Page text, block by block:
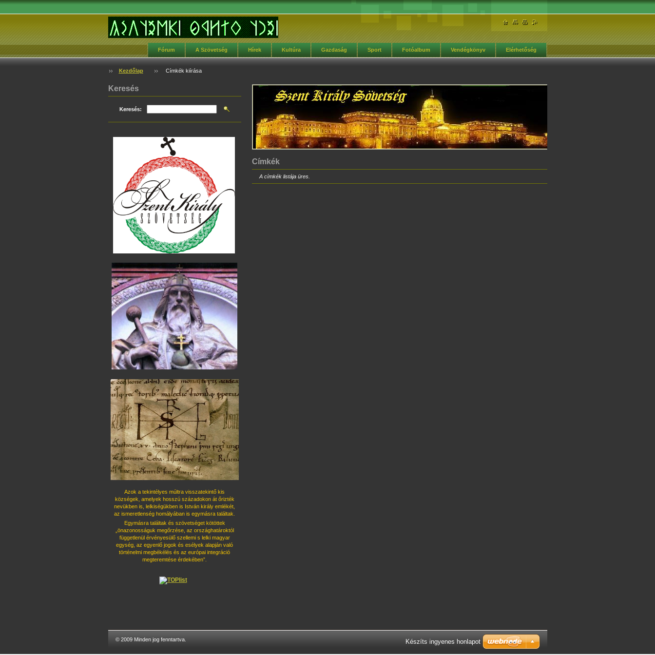
Fórum A Szövetség Hírek Kultúra Gazdaság Sport Fotóalbum Vendégkönyv Elérhetőség
Kezdőlap Címkék kiírása
Címkék
A címkék listája üres.
Keresés
Keresés:
Azok a tekintélyes múltra visszatekintő kis
községek, amelyek hosszú századokon át őrizték
nevükben is, lelkiségükben is István király emlékét,
az ismeretlenség homályában is egymásra találtak.
Egymásra találtak és szövetséget kötöttek
„önazonosságuk megőrzése, az országhatároktól
függetlenül érvényesülő szellemi s lelki magyar
egység, az egyenlő jogok és esélyek alapján való
történelmi megbékélés és az európai integráció
megteremtése érdekében”.
© 2009 Minden jog fenntartva. Készíts ingyenes honlapot